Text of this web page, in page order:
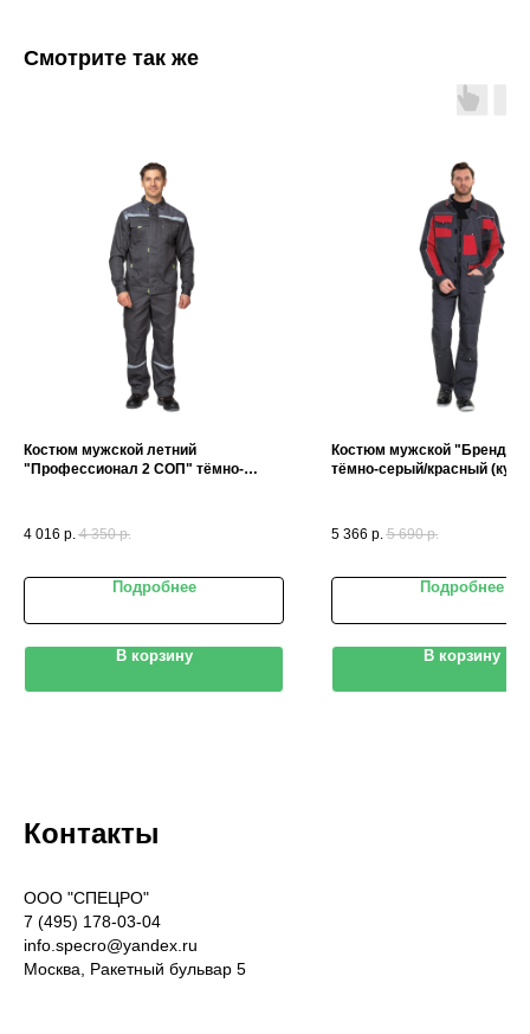
Смотрите так же
Костюм мужской летний
"Профессионал 2 СОП" тёмно-
4 016 р. 4 350 р.
Подробнее
В корзину
Костюм мужской "Бренд 2
тёмно-серый/красный
5 366 р. 5 690 р.
Подробнее
В корзину
Контакты
OOO "СПЕЦРО"
7 (495) 178-03-04
info.specro@yandex.ru
Москва, Ракетный бульвар 5